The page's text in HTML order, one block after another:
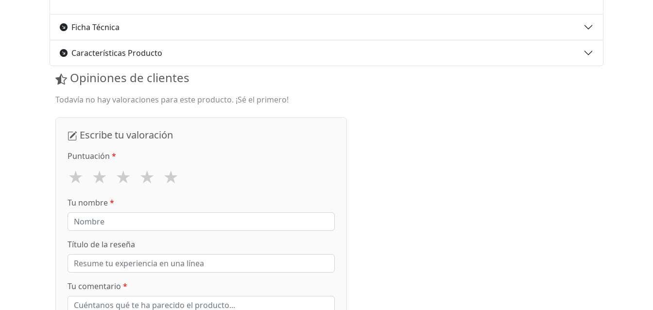
Ficha Técnica
Características Producto
Opiniones de clientes
Todavía no hay valoraciones para este producto. ¡Sé el primero!
Escribe tu valoración
Puntuación *
★ ★ ★ ★ ★
Tu nombre*
Título de la reseña
Tu comentario *